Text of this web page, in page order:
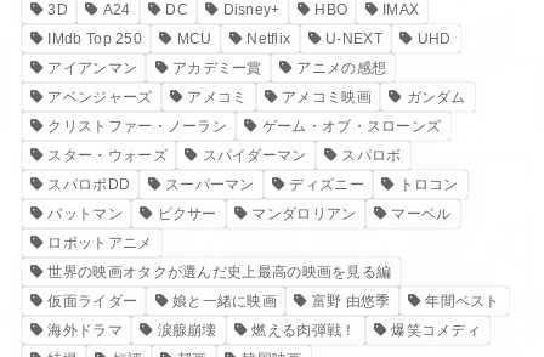
3D A24 DC Disney+ HBO
IMAX
IMdb Top 250
MCU Netflix U-NEXT
UHD
アイアンマン
アカデミー賞
アニメの感想
アベンジャーズ
アメコミ アメコミ映画
ガンダム
クリストファー・ノーラン
ゲーム・オブ・スローンズ
スター・ウォーズ
スパイダーマン
スパロボ
スパロボDD
スーパーマン ディズニー
トロコン
バットマン
ピクサー マンダロリアン
マーベル
ロボットアニメ
世界の映画オタクが選んだ史上最高の映画を見る編
仮面ライダー
娘と一緒に映画 富野 由悠季
年間ベスト
海外ドラマ
涙腺崩壊 燃える肉弾戦！
爆笑コメディ